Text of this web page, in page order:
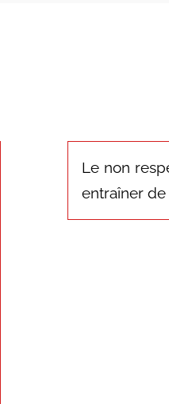
Le non
entraîner